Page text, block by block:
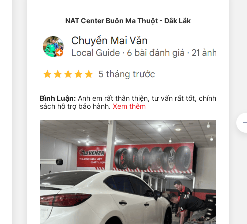
NAT Center Buôn Ma Thuột - Dắk Lắk
Bình Luận:Anh em rất thân thiện, tư vấn rất tốt, chính
sách hỗ trợ bảo hành. Xem thêm